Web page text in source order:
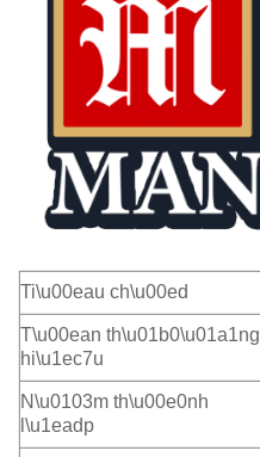
Ti\u00eau ch\u00ed
T\u00ean th\u01b0\u01a1ng
hi\u1ec7u
N\u0103m th\u00e0nh
l\u1eadp